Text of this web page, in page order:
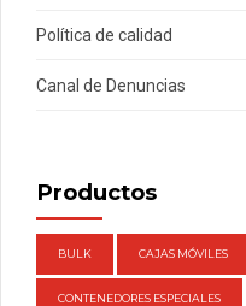
Política de calidad
Canal de Denuncias
Productos
BULK CAJAS MÓVILES
CONTENEDORES ESPECIALES